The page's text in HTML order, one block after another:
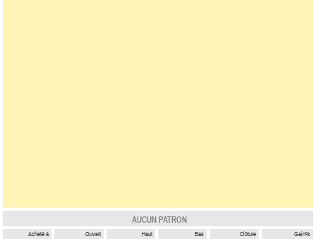
AUCUN PATRON
Acheté à Ouvert Haut Bas Clôture Gain%